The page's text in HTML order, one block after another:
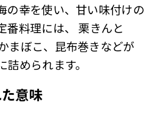
の幸を使い、甘い味付けの
番料理には、 栗きんと
まぼこ、昆布巻きなどが
められます。
意味